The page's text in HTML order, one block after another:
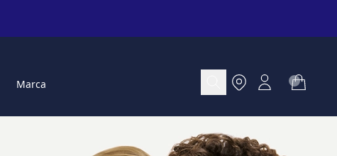
Marca